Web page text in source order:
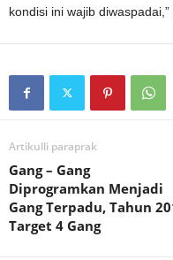
kondisi ini wajib diwaspadai,”
Artikulli paraprak
Gang – Gang
Diprogramkan Menjadi
Gang Terpadu, Tahun
Target 4 Gang